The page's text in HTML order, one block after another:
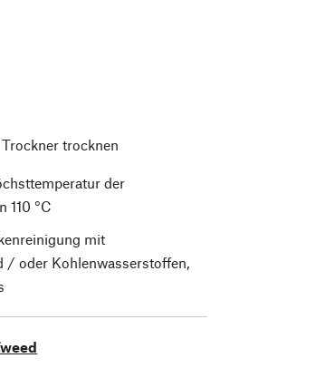
trocknen
der
110 °C
mit
/ oder Kohlenwasserstoffen,